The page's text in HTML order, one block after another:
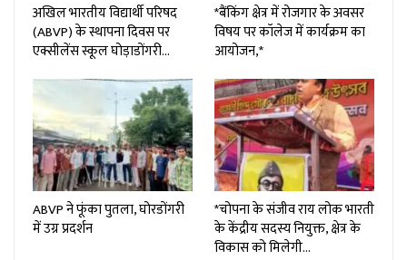
अखिल भारतीय विद्यार्थी परिषद
(ABVP) के स्थापना दिवस पर
एक्सीलेंस स्कूल घोड़ाडोंगरी…
*बैंकिंग क्षेत्र में रोजगार के अवसर
विषय पर कॉलेज में कार्यक्रम का
आयोजन,*
ABVP ने फूंका पुतला, घोरडोंगरी
में उग्र प्रदर्शन
*चोपना के संजीव राय लोक भारती
के केंद्रीय सदस्य नियुक्त, क्षेत्र के
विकास को मिलेगी…